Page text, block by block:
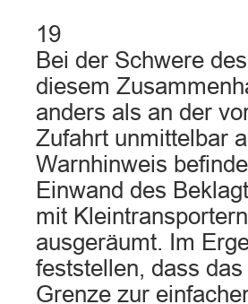
19
Bei der Schwere
diesem
anders als an der
Zufahrt unmittelbar
Warnhinweis
Einwand des
mit
ausgeräumt. Im
feststellen, dass
Grenze zur